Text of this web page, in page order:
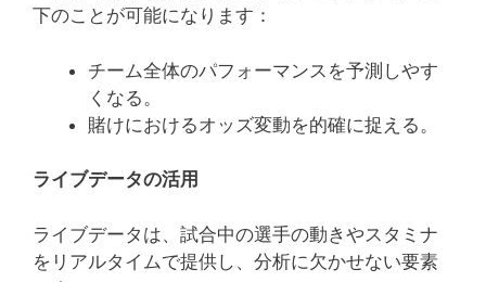
下のことが可能になります：
チーム全体のパフォーマンスを予測しやす
くなる。
賭けにおけるオッズ変動を的確に捉える。
ライブデータの活用
ライブデータは、試合中の選手の動きやスタミナ
をリアルタイムで提供し、分析に欠かせない要素